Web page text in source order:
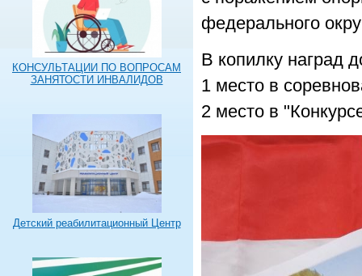
КОНСУЛЬТАЦИИ ПО ВОПРОСАМ
ЗАНЯТОСТИ ИНВАЛИДОВ
Детский реабилитационный Центр
федерального
В копилку наград
1 место в
2 место в